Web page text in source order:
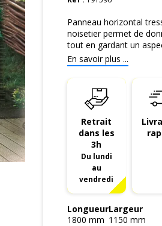
Panneau horizontal
noisetier permet de
tout en gardant un
En savoir plus ...
Retrait
dans les
3h
Du lundi
au
vendredi
Longueur
1800 mm
Largeur
1150 mm